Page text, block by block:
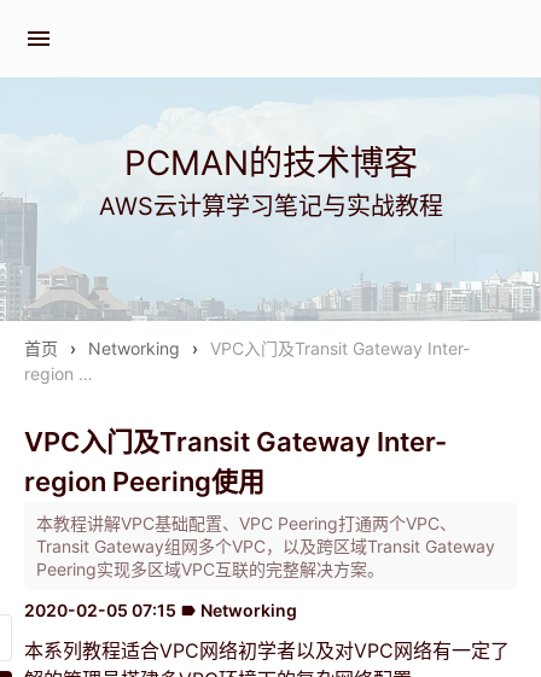
menu
PCMAN的技术博客
AWS云计算学习笔记与实战教程
首页 › Networking ›
VPC入门及Transit Gateway Inter-
region …
VPC入门及Transit Gateway Inter-
region Peering使用
本教程讲解VPC基础配置、VPC Peering打通两个VPC、
Transit Gateway组网多个VPC，以及跨区域Transit Gateway
Peering实现多区域VPC互联的完整解决方案。
2020-02-05 07:15 label Networking
本系列教程适合VPC网络初学者以及对VPC网络有一定了